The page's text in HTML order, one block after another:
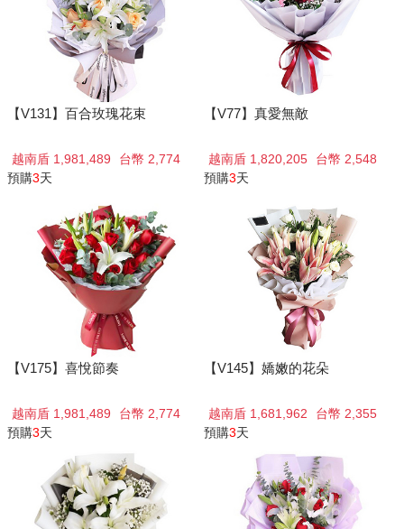
【V131】百合玫瑰花束
越南盾 1,981,489
台幣 2,774
預購3天
【V77】真愛無敵
越南盾 1,820,205
台幣 2,548
預購3天
【V175】喜悅節奏
越南盾 1,981,489
台幣 2,774
預購3天
【V145】嬌嫩的花朵
越南盾 1,681,962
台幣 2,355
預購3天